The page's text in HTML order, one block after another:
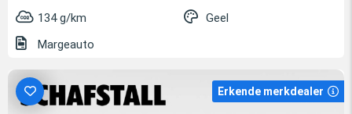
134 g/km
Geel
Margeauto
Erkende merkdealer